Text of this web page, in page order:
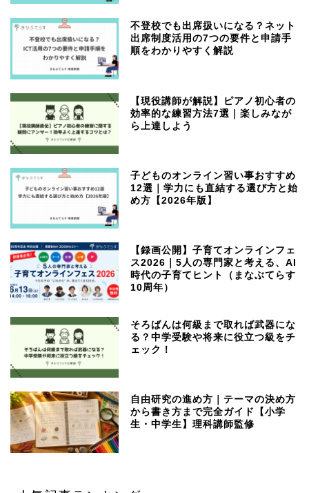
不登校でも出席扱いになる？ネット
出席制度活用の7つの要件と申請手
順をわかりやすく解説
【現役講師が解説】ピアノ初心者の
効率的な練習方法7選｜楽しみなが
ら上達しよう
子どものオンライン習い事おすすめ
12選｜学力にも直結する選び方と始
め方【2026年版】
【録画公開】子育てオンラインフェ
ス2026｜5人の専門家と考える、AI
時代の子育てヒント（まなぶてらす
10周年）
そろばんは何級まで取れば武器にな
る？中学受験や将来に役立つ級をチ
ェック！
自由研究の進め方｜テーマの決め方
から書き方まで完全ガイド【小学
生・中学生】理科講師監修